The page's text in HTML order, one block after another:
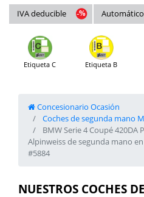
IVA deducible
Etiqueta C Etiqueta B
Concesionario Ocasión
Coches de segunda mano
BMW Serie 4 Coupé 420DA
Alpinweiss de segunda mano
#5884
NUESTROS COCHES